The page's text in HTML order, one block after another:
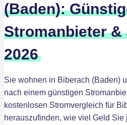
(Baden):
Stromanbieter
2026
Sie wohnen in Biberach (Baden)
nach einem günstigen
kostenlosen Stromvergleich für
herauszufinden, wie viel Geld Sie